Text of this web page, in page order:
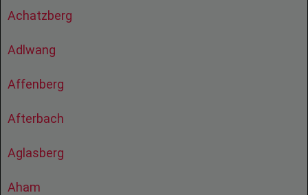
Achatzberg
Adlwang
Affenberg
Afterbach
Aglasberg
Aham